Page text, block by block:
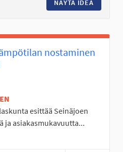
NÄYTÄ IDEA
nostaminen
esittää Seinäjoen
ja asiakasmukavuutta...
Läntinen Seinäjoki